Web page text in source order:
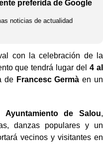
preferida de Google
noticias de actualidad
con la celebración de la
que tendrá lugar del4 al
de Francesc Germà en un
Ayuntamiento de Salou,
danzas populares y un
vecinos y visitantes en